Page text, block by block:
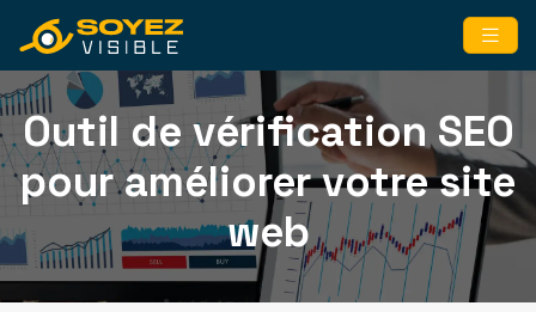
Outil de vérification SEO
pour améliorer votre site
web